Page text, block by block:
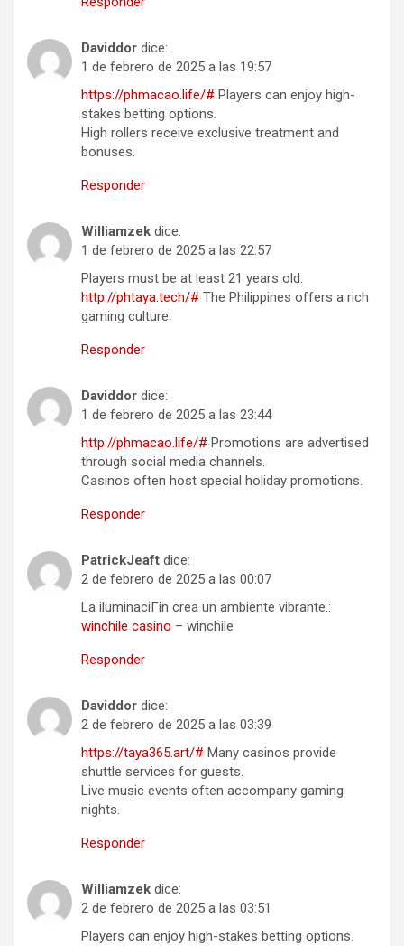
Daviddor dice:
1 de febrero de 2025 a las 19:57
https://phmacao.life/# Players can enjoy high-
stakes betting options.
High rollers receive exclusive treatment and
bonuses.
Responder
Williamzek dice:
1 de febrero de 2025 a las 22:57
Players must be at least 21 years old.
http://phtaya.tech/# The Philippines offers a rich
gaming culture.
Responder
Daviddor dice:
1 de febrero de 2025 a las 23:44
http://phmacao.life/# Promotions are advertised
through social media channels.
Casinos often host special holiday promotions.
Responder
PatrickJeaft dice:
2 de febrero de 2025 a las 00:07
La iluminaciГіn crea un ambiente vibrante.:
winchile casino – winchile
Responder
Daviddor dice:
2 de febrero de 2025 a las 03:39
https://taya365.art/# Many casinos provide
shuttle services for guests.
Live music events often accompany gaming
nights.
Responder
Williamzek dice:
2 de febrero de 2025 a las 03:51
Players can enjoy high-stakes betting options.